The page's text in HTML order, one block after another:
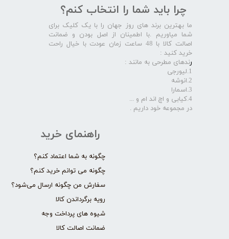
راهنمای خرید
چگونه به شما اعتماد کنم؟
چگونه می توانم خرید کنم؟
سفارش من چگونه ارسال می‌شود؟
رویه برگرداندن کالا
شیوه های پرداخت وجه
ضمانت اصالت کالا
چرا باید شما را انتخاب کنم؟
ما بهترین برند های روز جهان را با یک کلیک برای
شما میاوریم .با اطمینان از اصل بودن و ضمانت
اصالت کالا با 48 ساعت زمان عودت با خیال راحت
خرید کنید :
رندهای مطرحی به مانند :
1.لیورجی
2.انوشه
3.اسمارا
4.کیابی و اچ اند ام و ...
در مجموعه خود داریم .​​​​​​​